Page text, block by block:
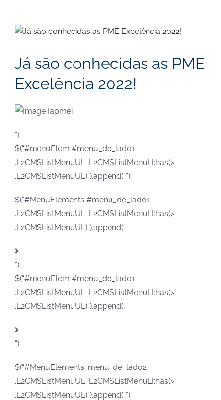
View
Image
Já são conhecidas as PME
Excelência 2022!
“);
$(“#menuElem #menu_de_lado1
.L2CMSListMenuUL .L2CMSListMenuLI:has(>
.L2CMSListMenuUL)”).append(“”);
$(“#MenuElements #menu_de_lado1
.L2CMSListMenuUL .L2CMSListMenuLI:has(>
.L2CMSListMenuUL)”).append(“
“);
$(“#menuElem #menu_de_lado1
.L2CMSListMenuUL .L2CMSListMenuLI:has(>
.L2CMSListMenuUL)”).append(“
“);
$(“#MenuElements .menu_de_lado2
.L2CMSListMenuUL .L2CMSListMenuLI:has(>
.L2CMSListMenuUL)”).append(“”);